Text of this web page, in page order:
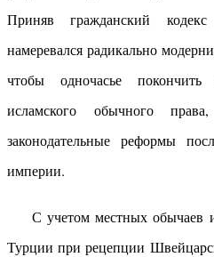
Приняв гражданский
намеревался радикально
чтобы одночасье
исламского обычного
законодательные реформы
империи.
С учетом местных обычаев и
Турции при рецепции